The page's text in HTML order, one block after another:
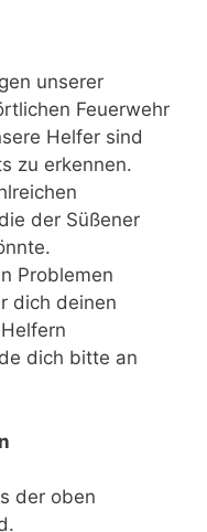
unserer
Feuerwehr
Helfer sind
zu erkennen.
der Süßener
Problemen
dich deinen
dich bitte an
der oben